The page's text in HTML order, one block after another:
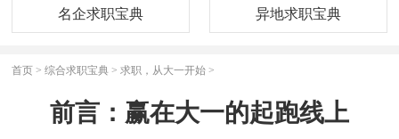
名企求职宝典 异地求职宝典
首页 >综合求职宝典 >求职，从大一开始 >
前言：赢在大一的起跑线上